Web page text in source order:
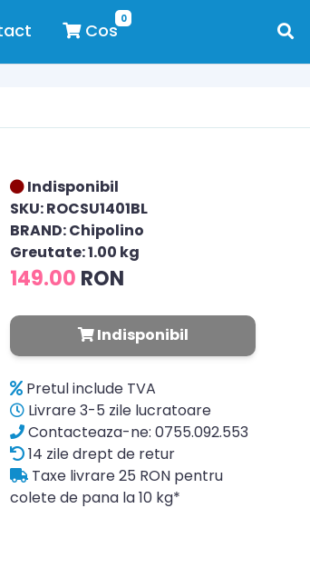
0
Cos
Indisponibil
SKU: ROCSU1401BL
BRAND: Chipolino
Greutate: 1.00 kg
149.00 RON
Indisponibil
Pretul include TVA
Livrare 3-5 zile lucratoare
Contacteaza-ne: 0755.092.553
14 zile drept de retur
Taxe livrare 25 RON pentru
colete de pana la 10 kg*